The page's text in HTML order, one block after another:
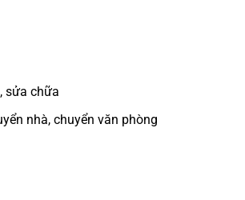
sửa chữa
nhà, chuyển văn phòng